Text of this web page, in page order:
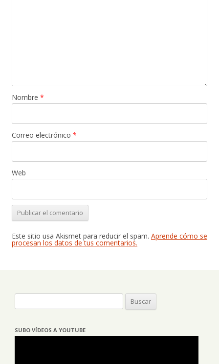
Nombre *
Correo electrónico *
Web
Este sitio usa Akismet para reducir el spam. Aprende cómo se
procesan los datos de tus comentarios.
SUBO VÍDEOS A YOUTUBE